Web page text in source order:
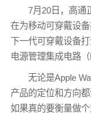
7月20日，高通正
在为移动可穿戴设
下一代可穿戴设备
电源管理集成电路
无论是Apple
产品的定位和方向
如果真的要衡量做